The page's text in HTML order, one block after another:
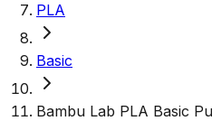
PLA
Basic
Bambu Lab PLA Basic